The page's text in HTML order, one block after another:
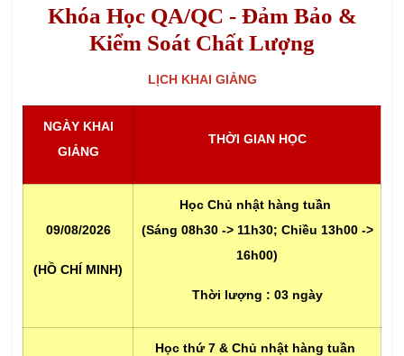
Khóa Học QA/QC - Đảm Bảo &
Kiểm Soát Chất Lượng
LỊCH KHAI GIẢNG
NGÀY KHAI
GIẢNG
THỜI GIAN HỌC
09/08/2026
(HỒ CHÍ MINH)
Học Chủ nhật hàng tuần
(Sáng 08h30 -> 11h30; Chiều 13h00 ->
16h00)
Thời lượng : 03 ngày
Học thứ 7 & Chủ nhật hàng tuần